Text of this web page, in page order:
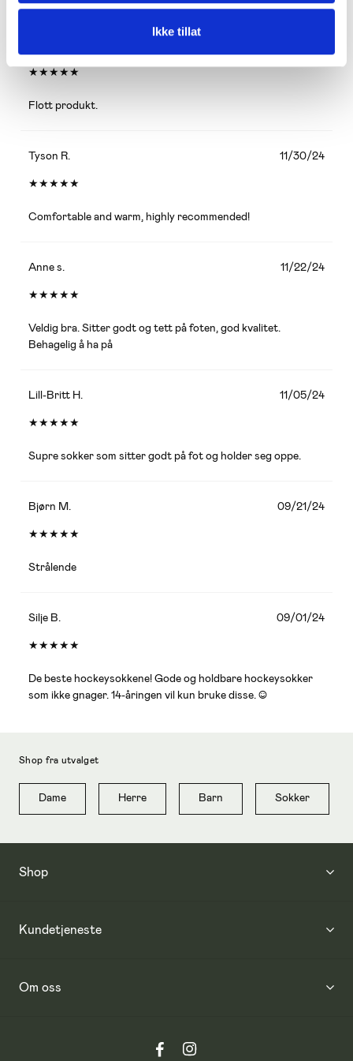
Ikke tillat
★★★★★
Flott produkt.
Tyson R. 11/30/24
★★★★★
Comfortable and warm, highly recommended!
Anne s. 11/22/24
★★★★★
Veldig bra. Sitter godt og tett på foten, god kvalitet.
Behagelig å ha på
Lill-Britt H. 11/05/24
★★★★★
Supre sokker som sitter godt på fot og holder seg oppe.
Bjørn M. 09/21/24
★★★★★
Strålende
Silje B. 09/01/24
★★★★★
De beste hockeysokkene! Gode og holdbare hockeysokker
som ikke gnager. 14-åringen vil kun bruke disse. :)
Shop fra utvalget
Dame Herre Barn Sokker
Shop
Kundetjeneste
Om oss